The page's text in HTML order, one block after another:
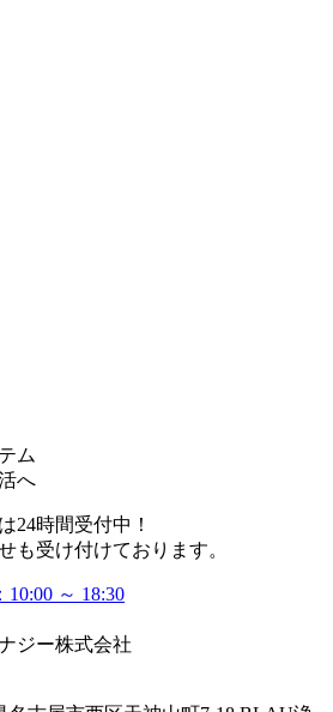
ム
へ
24時間受付中！
も受け付けております。
10:00 ～ 18:30